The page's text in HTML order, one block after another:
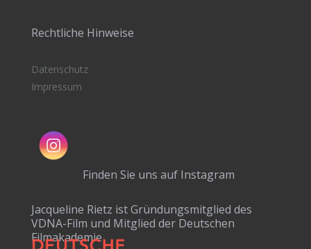
Rechtliche Hinweise
Datenschutz
Impressum
Finden Sie uns auf Instagram
Jacqueline Rietz ist Gründungsmitglied des
VDNA-Film und Mitglied der Deutschen
Filmakademie